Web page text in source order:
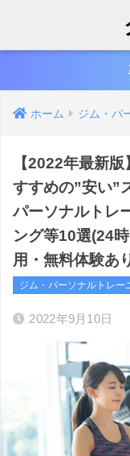
ホーム ジム・パ
【2022年最新
すすめの”安い”
パーソナルトレ
ング等10選(24
用・無料体験あ
ジム・パーソナルトレー
2022年9月10日